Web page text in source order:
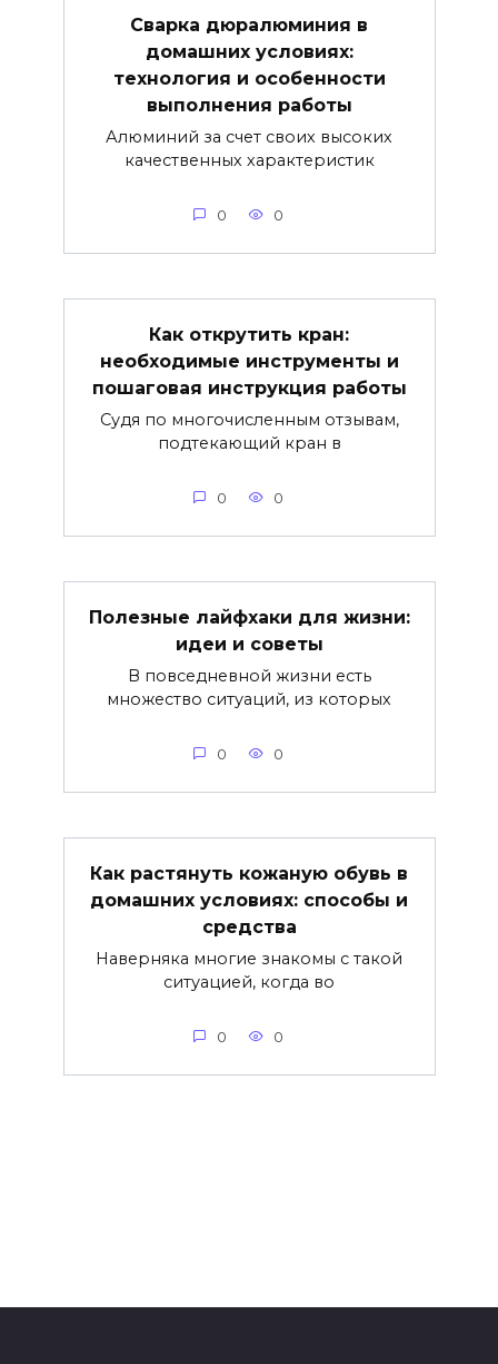
Сварка дюралюминия в
домашних условиях:
технология и особенности
выполнения работы
Алюминий за счет своих высоких
качественных характеристик
0 0
Как открутить кран:
необходимые инструменты и
пошаговая инструкция работы
Судя по многочисленным отзывам,
подтекающий кран в
0 0
Полезные лайфхаки для жизни:
идеи и советы
В повседневной жизни есть
множество ситуаций, из которых
0 0
Как растянуть кожаную обувь в
домашних условиях: способы и
средства
Наверняка многие знакомы с такой
ситуацией, когда во
0 0